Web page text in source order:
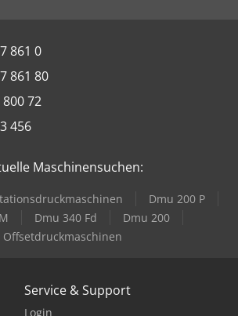
861 0
861 80
72
456
Maschinensuchen:
Dmu 200 P
Dmu 340 Fd
Dmu 200
Offsetdruckmaschinen
Service & Support
Login